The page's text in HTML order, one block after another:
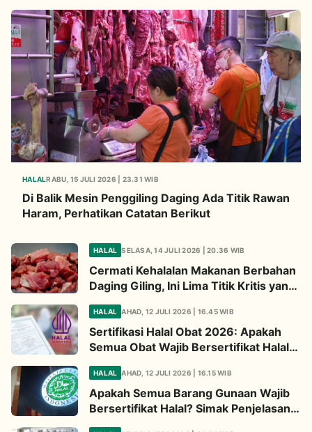
HALALRABU, 15 JULI 2026 | 23.31 WIB
Di Balik Mesin Penggiling Daging Ada Titik Rawan
Haram, Perhatikan Catatan Berikut
HALAL SELASA, 14 JULI 2026 | 20.36 WIB
Cermati Kehalalan Makanan Berbahan
Daging Giling, Ini Lima Titik Kritis yang
HALAL AHAD, 12 JULI 2026 | 16.45 WIB
Sertifikasi Halal Obat 2026: Apakah
Semua Obat Wajib Bersertifikat Halal?
HALAL AHAD, 12 JULI 2026 | 16.15 WIB
Apakah Semua Barang Gunaan Wajib
Bersertifikat Halal? Simak Penjelasan